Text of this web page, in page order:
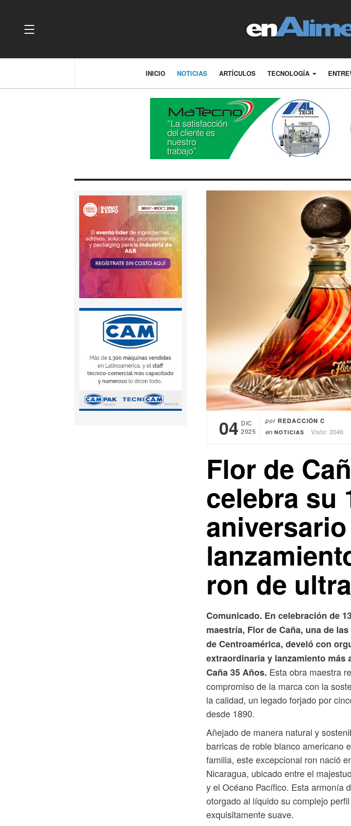
OFF CANVAS
INICIO NOTICIAS ARTÍCULOS TECNOLOGÍA
04 DIC
2025
por REDACCIÓN C
en NOTICIAS Visto: 2046
Flor de
celebra su
ron de
Comunicado. En celebración de
maestría, Flor de Caña, una de
de Centroamérica, develó con
extraordinaria y lanzamiento más
Caña 35 Años. Esta obra maestra
compromiso de la marca con la
la calidad, un legado forjado por
desde 1890.
Añejado de manera natural y
barricas de roble blanco americano
familia, este excepcional ron nació
Nicaragua, ubicado entre el
y el Océano Pacífico. Esta armonía
otorgado al líquido su complejo
exquisitamente suave.